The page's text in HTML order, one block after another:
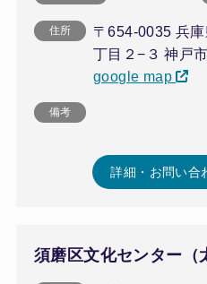
住所
〒654-0035 兵
丁目２−３ 神戸
google map
備考
詳細・お問い合
須磨区文化センター（